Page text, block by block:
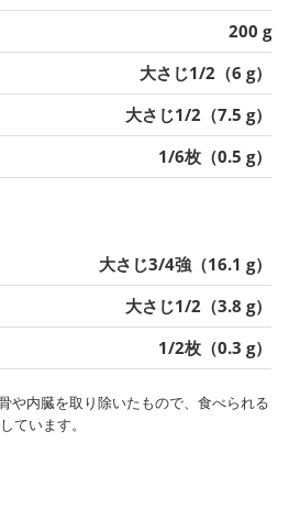
200 g
大さじ1/2（6 g）
大さじ1/2（7.5 g）
1/6枚（0.5 g）
大さじ3/4強（16.1 g）
大さじ1/2（3.8 g）
1/2枚（0.3 g）
や内臓を取り除いたもので、食べられる
ています。